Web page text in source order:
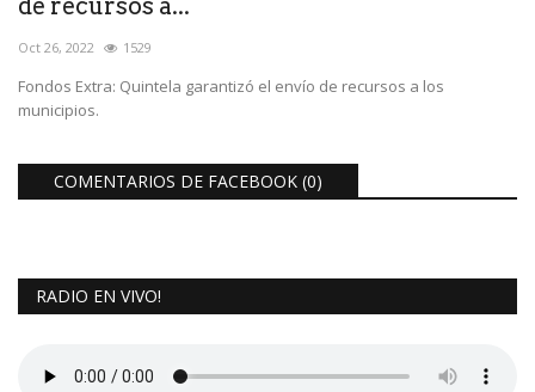
de recursos a...
Oct 26, 2022 1529
Fondos Extra: Quintela garantizó el envío de recursos a los
municipios.
COMENTARIOS DE FACEBOOK (0)
RADIO EN VIVO!